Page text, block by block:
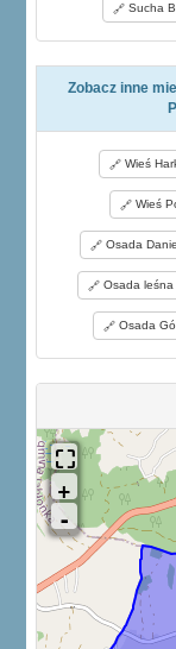
Sucha
Zobacz inne
Wieś
Wieś
Osada
Osada leśna
Osada